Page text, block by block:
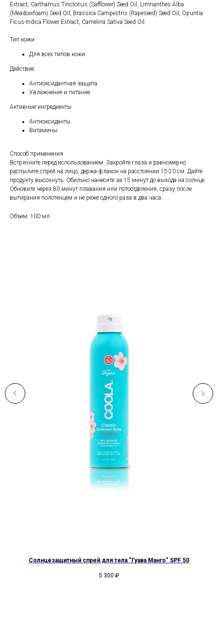
Extract, Carthamus Tinctorius (Safflower) Seed Oil, Limnanthes Alba
(Meadowfoam) Seed Oil, Brassica Campestris (Rapeseed) Seed Oil, Opuntia
Ficus-Indica Flower Extract, Camelina Sativa Seed Oil.
Тип кожи
Для всех типов кожи
Действие
Антиоксидантная защита
Увлажнение и питание
Активные ингредиенты
Антиоксиданты
Витамины
Способ применения
Встряхните перед использованием. Закройте глаза и равномерно
распылите спрей на лицо, держа флакон на расстоянии 15-20 см. Дайте
продукту высохнуть. Обильно нанесите за 15 минут до выхода на солнце.
Обновите через 80 минут плавания или потоотделения, сразу после
вытирания полотенцем и не реже одного раза в два часа.
Объем: 100 мл
Солнцезащитный спрей для тела "Гуава Манго" SPF 50
5 300 ₽